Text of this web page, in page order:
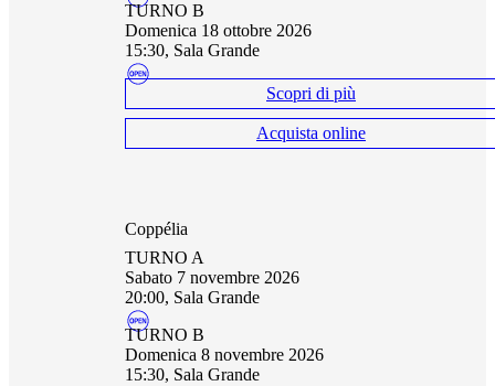
TURNO B
domenica 18 ottobre 2026
15:30, Sala Grande
Scopri di più
Acquista online
Coppélia
TURNO A
sabato 7 novembre 2026
20:00, Sala Grande
TURNO B
domenica 8 novembre 2026
15:30, Sala Grande